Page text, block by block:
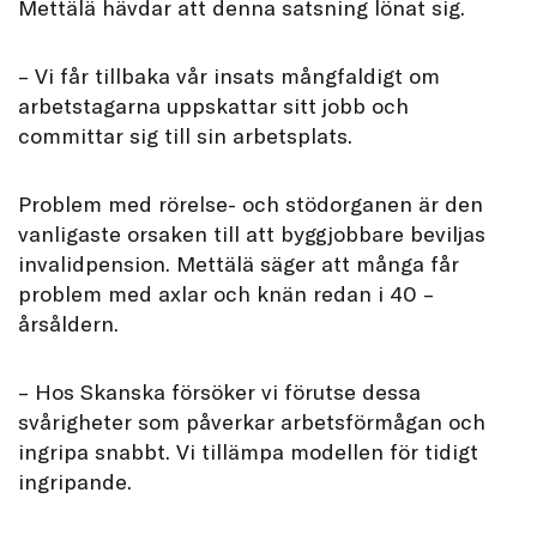
Mettälä hävdar att denna satsning lönat sig.
– Vi får tillbaka vår insats mångfaldigt om
arbetstagarna uppskattar sitt jobb och
committar sig till sin arbetsplats.
Problem med rörelse- och stödorganen är den
vanligaste orsaken till att byggjobbare beviljas
invalidpension. Mettälä säger att många får
problem med axlar och knän redan i 40 –
årsåldern.
– Hos Skanska försöker vi förutse dessa
svårigheter som påverkar arbetsförmågan och
ingripa snabbt. Vi tillämpa modellen för tidigt
ingripande.